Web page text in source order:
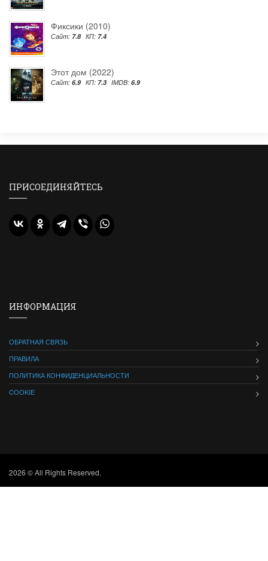
Фиксики (2010)
Сайт: 7.8 КП: 7.4
Этот дом (2022)
Сайт: 6.9 КП: 7.3 IMDB: 6.9
ПРИСОЕДИНЯЙТЕСЬ
ИНФОРМАЦИЯ
ОБРАТНАЯ СВЯЗЬ
ПРАВИЛА
ПОЛИТИКА КОНФИДЕНЦИАЛЬНОСТИ
COOKIE
2026 © All Rights Reserved.